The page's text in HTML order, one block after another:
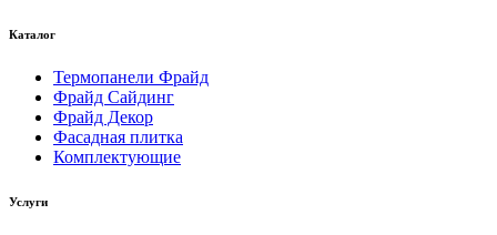
Каталог
Термопанели Фрайд
Фрайд Сайдинг
Фрайд Декор
Фасадная плитка
Комплектующие
Услуги